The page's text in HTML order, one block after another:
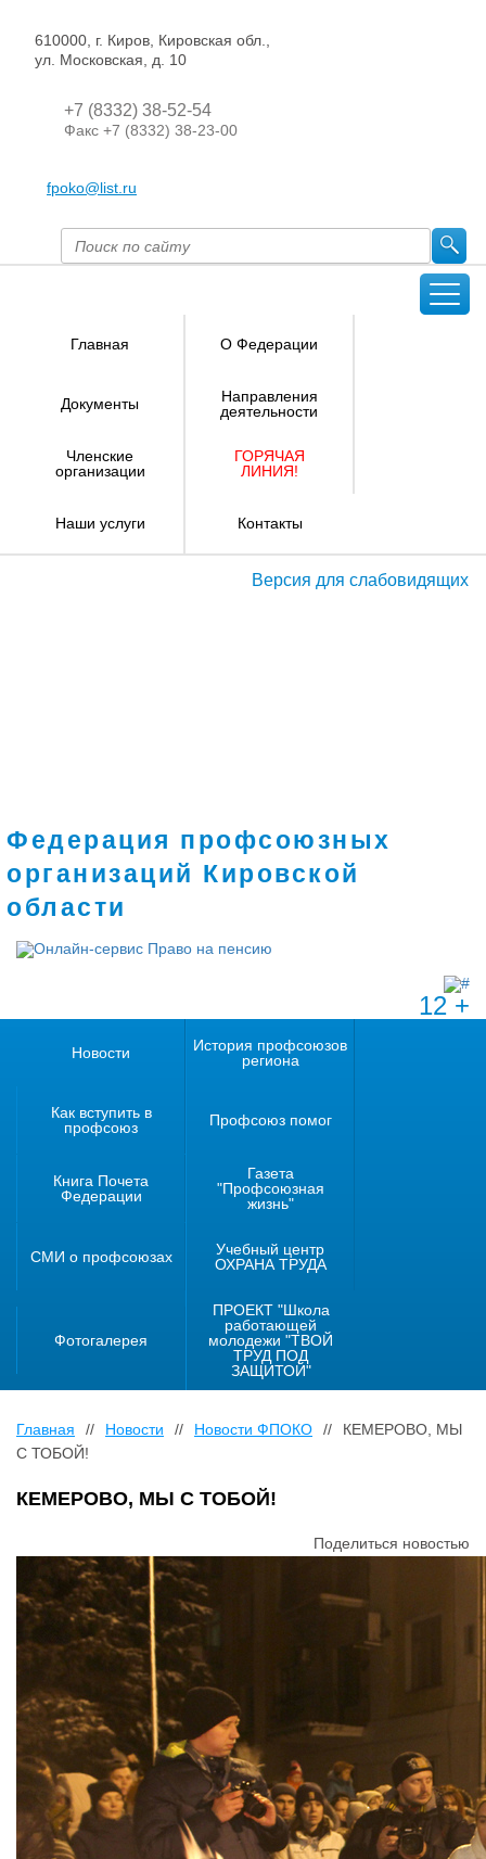
610000, г. Киров, Кировская обл.,
ул. Московская, д. 10
+7 (8332) 38-52-54
Факс +7 (8332) 38-23-00
fpoko@list.ru
Главная О Федерации
Документы
Направления
деятельности
Членские
организации
ГОРЯЧАЯ
ЛИНИЯ!
Наши услуги Контакты
Версия для слабовидящих
Федерация профсоюзных
организаций Кировской
области
12 +
Новости
История профсоюзов
региона
Как вступить в
профсоюз
Профсоюз помог
Книга Почета
Федерации
Газета
"Профсоюзная
жизнь"
СМИ о профсоюзах
Учебный центр
ОХРАНА ТРУДА
Фотогалерея
ПРОЕКТ "Школа
работающей
молодежи "ТВОЙ
ТРУД ПОД
ЗАЩИТОЙ"
Главная // Новости // Новости ФПОКО //
КЕМЕРОВО, МЫ
С ТОБОЙ!
КЕМЕРОВО, МЫ С ТОБОЙ!
Поделиться новостью